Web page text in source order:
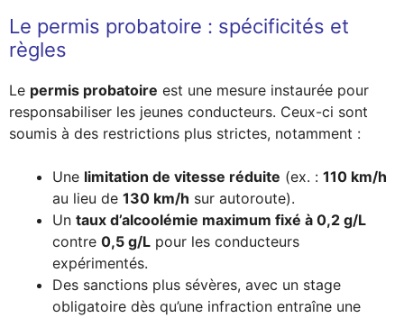
Le permis probatoire : spécificités et
règles
Le permis probatoire est une mesure instaurée pour
responsabiliser les jeunes conducteurs. Ceux-ci sont
soumis à des restrictions plus strictes, notamment :
Une limitation de vitesse réduite (ex. : 110 km/h
au lieu de 130 km/h sur autoroute).
Un taux d’alcoolémie maximum fixé à 0,2 g/L
contre 0,5 g/L pour les conducteurs
expérimentés.
Des sanctions plus sévères, avec un stage
obligatoire dès qu’une infraction entraîne une